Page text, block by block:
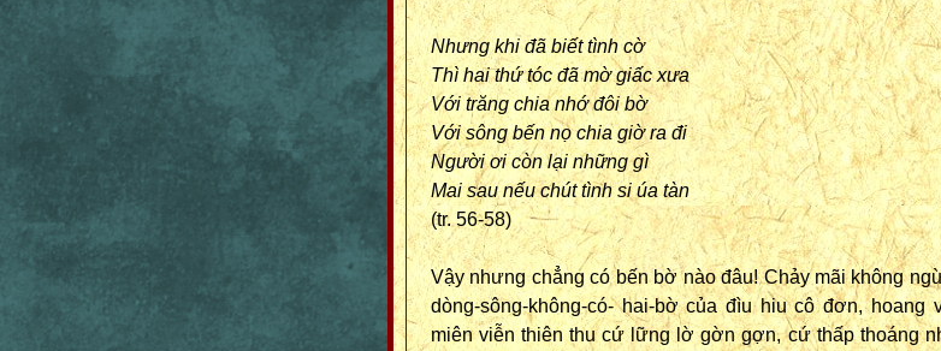
Nhưng khi đã biết tình cờ
Thì hai thứ tóc đã mờ giấc xưa
Với trăng chia nhớ đôi bờ
Với sông bến nọ chia giờ ra đi
Người ơi còn lại những gì
Mai sau nếu chút tình si úa tàn
(tr. 56-58)
Vậy nhưng chẳng có bến bờ nào đâu! Chảy mãi không
dòng-sông-không-có- hai-bờ của đìu hiu cô đơn, hoang
miên viễn thiên thu cứ lững lờ gờn gợn, cứ thấp thoáng